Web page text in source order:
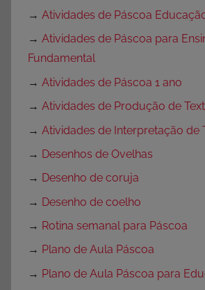
→ Atividades de Páscoa
→ Atividades de Páscoa para
Fundamental
→ Atividades de Páscoa 1 ano
→ Atividades de Produção de
→ Atividades de Interpretação de
→ Desenhos de Ovelhas
→ Desenho de coruja
→ Desenho de coelho
→ Rotina semanal para Páscoa
→ Plano de Aula Páscoa
→ Plano de Aula Páscoa para